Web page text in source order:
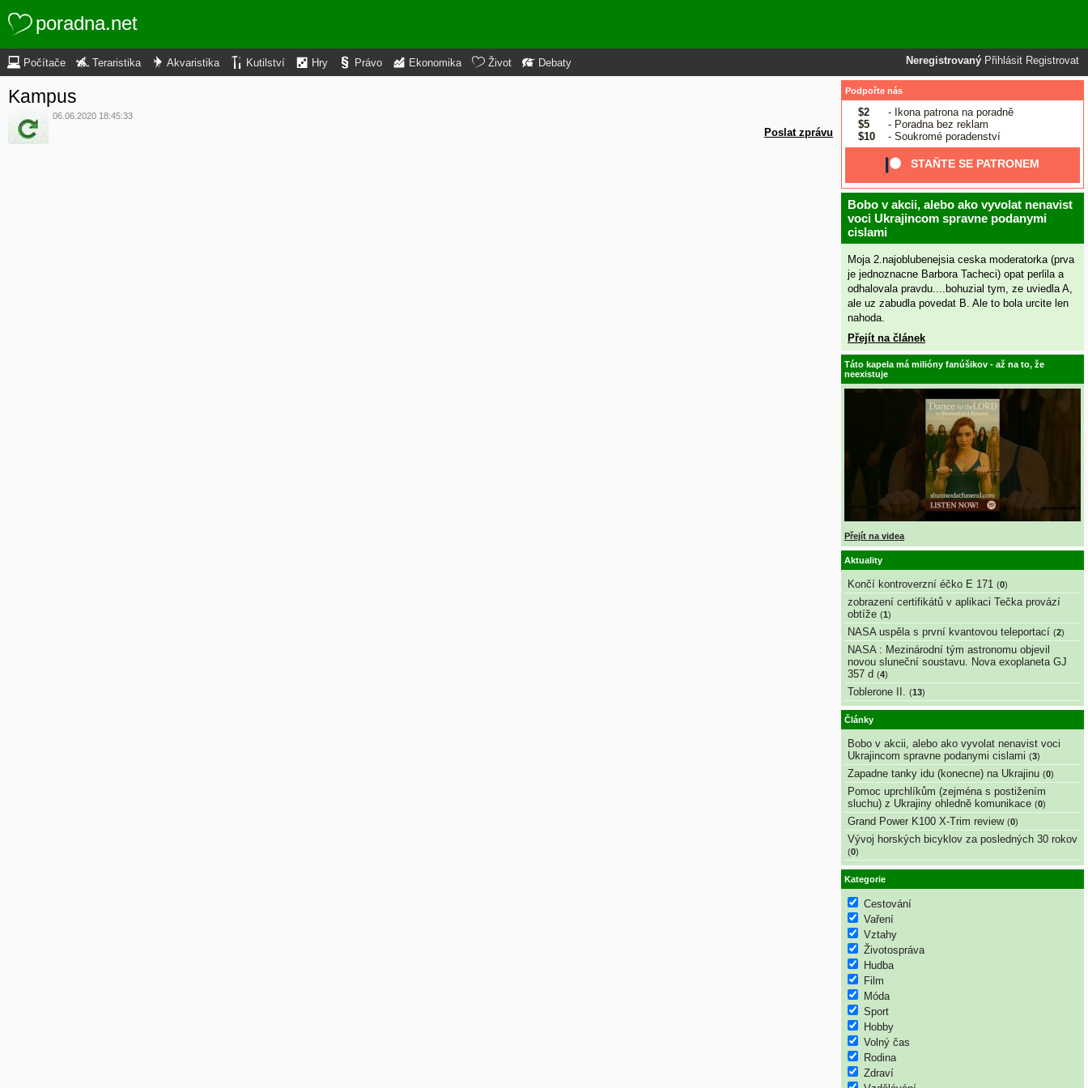
poradna.net
Neregistrovaný Přihlásit Registrovat
Počítače Teraristika Akvaristika Kutilství Hry Právo Ekonomika Život Debaty
Kampus
06.06.2020 18:45:33
Poslat zprávu
Podpořte nás
$2
- Ikona patrona na poradně
$5
- Poradna bez reklam
$10
- Soukromé poradenství
STAŇTE SE PATRONEM
Bobo v akcii, alebo ako vyvolat nenavist
voci Ukrajincom spravne podanymi
cislami
Moja 2.najoblubenejsia ceska moderatorka (prva
je jednoznacne Barbora Tacheci) opat perlila a
odhalovala pravdu....bohuzial tym, ze uviedla A,
ale uz zabudla povedat B. Ale to bola urcite len
nahoda.
Přejít na článek
Táto kapela má milióny fanúšikov - až na to, že
neexistuje
Přejít na videa
Aktuality
Končí kontroverzní éčko E 171 (0)
zobrazení certifikátů v aplikaci Tečka provází
obtíže (1)
NASA uspěla s první kvantovou teleportací (2)
NASA : Mezinárodní tým astronomu objevil
novou sluneční soustavu. Nova exoplaneta GJ
357 d (4)
Toblerone II. (13)
Články
Bobo v akcii, alebo ako vyvolat nenavist voci
Ukrajincom spravne podanymi cislami (3)
Zapadne tanky idu (konecne) na Ukrajinu (0)
Pomoc uprchlíkům (zejména s postižením
sluchu) z Ukrajiny ohledně komunikace (0)
Grand Power K100 X-Trim review (0)
Vývoj horských bicyklov za posledných 30 rokov
(0)
Kategorie
Cestování
Vaření
Vztahy
Životospráva
Hudba
Film
Móda
Sport
Hobby
Volný čas
Rodina
Zdraví